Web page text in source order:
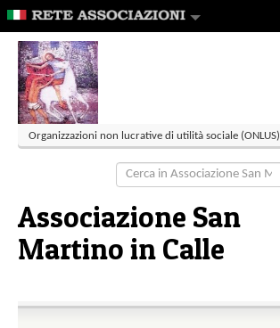
Organizzazioni non lucrative di utilità sociale (ONLUS)
Associazione San
Martino in Calle
Articoli